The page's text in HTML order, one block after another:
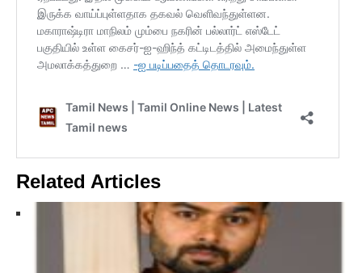
Related Articles